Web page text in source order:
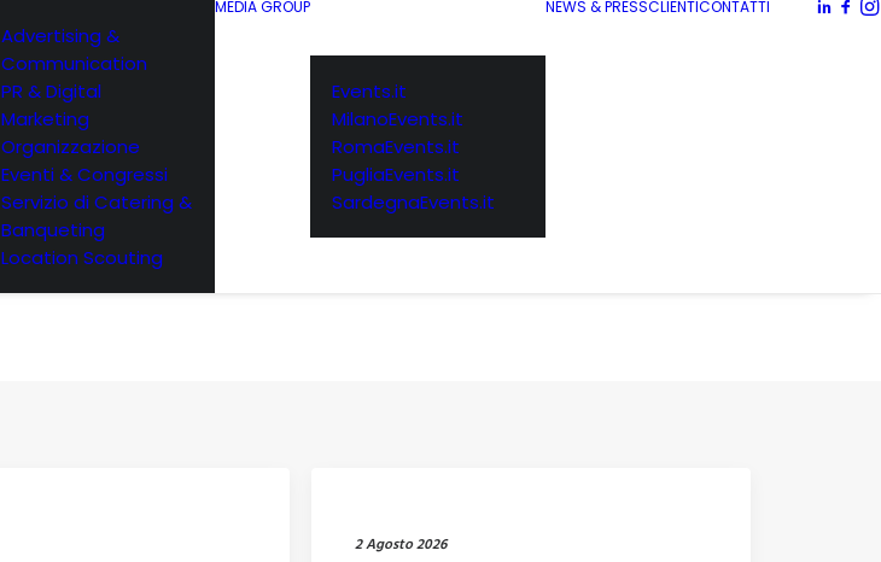
Advertising &
Communication
PR & Digital
Marketing
Organizzazione
Eventi & Congressi
Servizio di Catering &
Banqueting
Location Scouting
MEDIA GROUP
Events.it
MilanoEvents.it
RomaEvents.it
PugliaEvents.it
SardegnaEvents.it
NEWS & PRESSCLIENTICONTATTI
2 Agosto 2026